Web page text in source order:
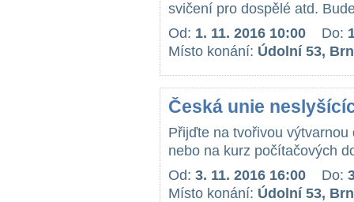
svičení pro dospělé atd.
Od: 1. 11. 2016 10:00 Do:
Místo konání: Údolní 53,
Česká unie
Přijďte na tvořivou
nebo na kurz počítačových
Od: 3. 11. 2016 16:00 Do:
Místo konání: Údolní 53,